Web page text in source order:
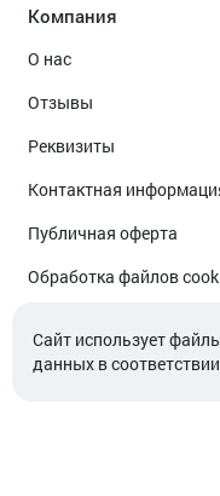
Компания
О нас
Отзывы
Реквизиты
Контактная
Публичная оферта
Обработка файлов
Cайт использует
данных в